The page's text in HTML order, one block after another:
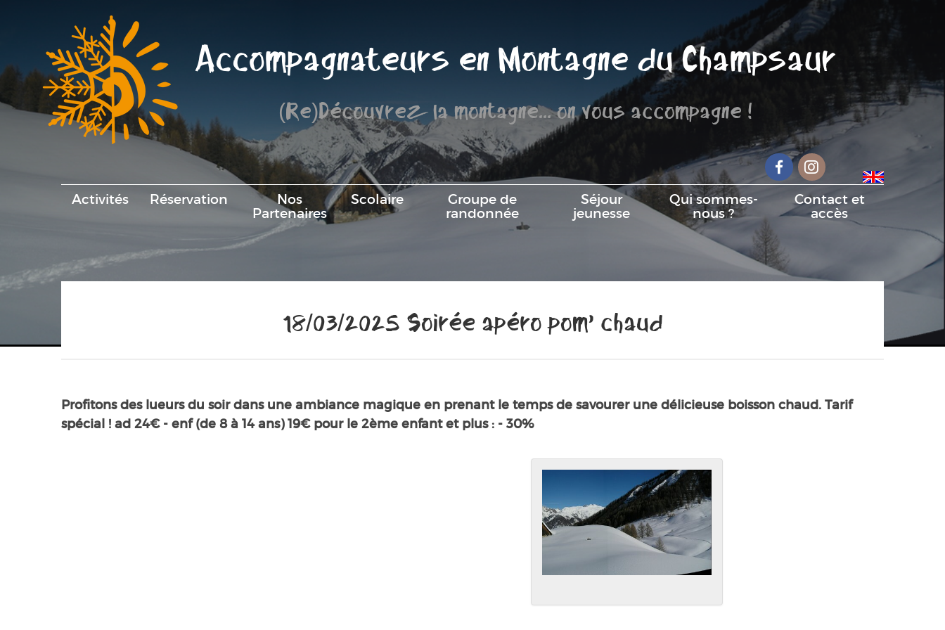
Accompagnateurs en Montagne du Champsaur
(Re)Découvrez la montagne... on vous accompagne !
FacebookInstagram
Activités Réservation
Nos
Partenaires
Scolaire
Groupe de
randonnée
Séjour
jeunesse
Qui sommes-
nous ?
Contact et
accès
18/03/2025 Soirée apéro pom’ chaud
Profitons des lueurs du soir dans une ambiance magique en prenant le temps de savourer une délicieuse boisson chaud. Tarif
spécial ! ad 24€ - enf (de 8 à 14 ans) 19€ pour le 2ème enfant et plus : - 30%